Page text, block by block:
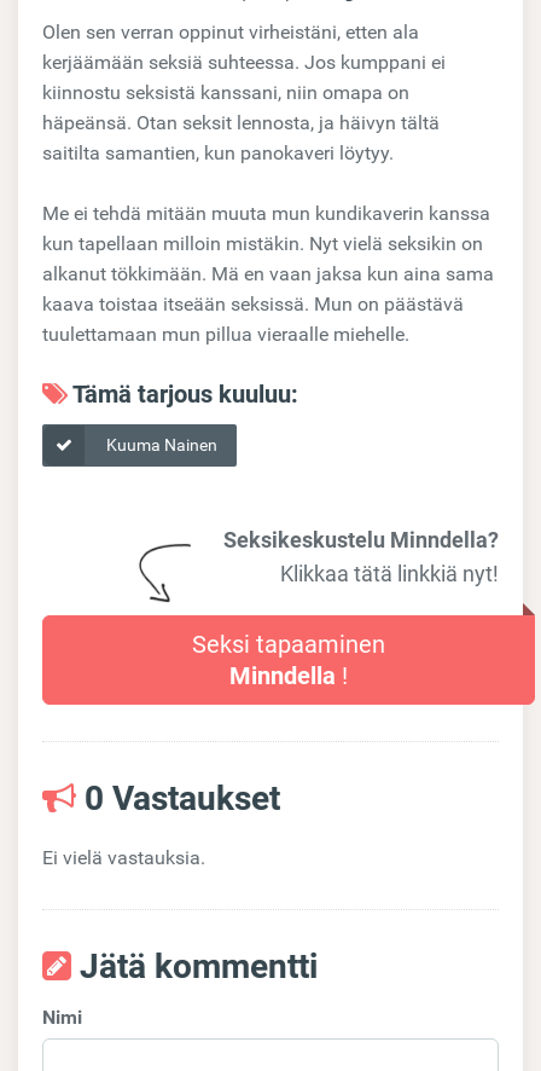
Olen sen verran oppinut virheistäni, etten ala
kerjäämään seksiä suhteessa. Jos kumppani ei
kiinnostu seksistä kanssani, niin omapa on
häpeänsä. Otan seksit lennosta, ja häivyn tältä
saitilta samantien, kun panokaveri löytyy.
Me ei tehdä mitään muuta mun kundikaverin kanssa
kun tapellaan milloin mistäkin. Nyt vielä seksikin on
alkanut tökkimään. Mä en vaan jaksa kun aina sama
kaava toistaa itseään seksissä. Mun on päästävä
tuulettamaan mun pillua vieraalle miehelle.
Tämä tarjous kuuluu:
Kuuma Nainen
Seksikeskustelu Minndella?
Klikkaa tätä linkkiä nyt!
Seksi tapaaminen
Minndella !
0 Vastaukset
Ei vielä vastauksia.
Jätä kommentti
Nimi